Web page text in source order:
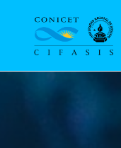
Home vinculaciones